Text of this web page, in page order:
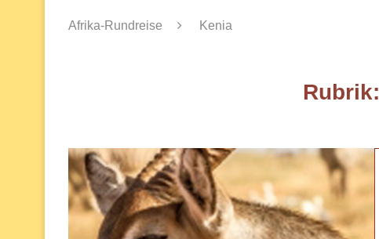
Afrika-Rundreise Kenia
Rubrik: